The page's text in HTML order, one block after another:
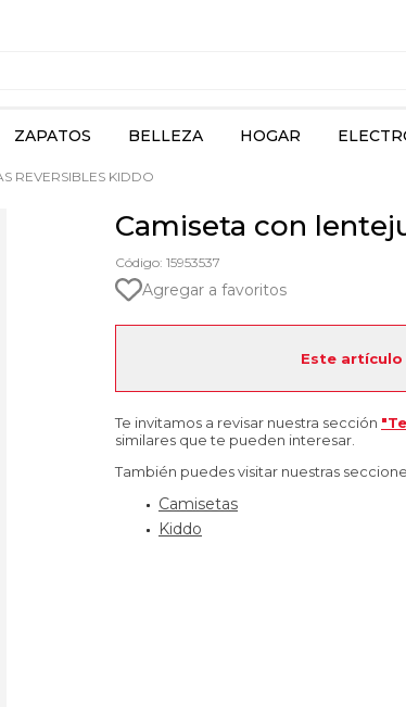
ZAPATOS BELLEZA HOGAR
REVERSIBLES KIDDO
Camiseta con
Código: 15953537
Agregar a favoritos
Este artículo
Te invitamos a revisar nuestra sección
similares que te pueden interesar.
También puedes visitar nuestras
Camisetas
Kiddo